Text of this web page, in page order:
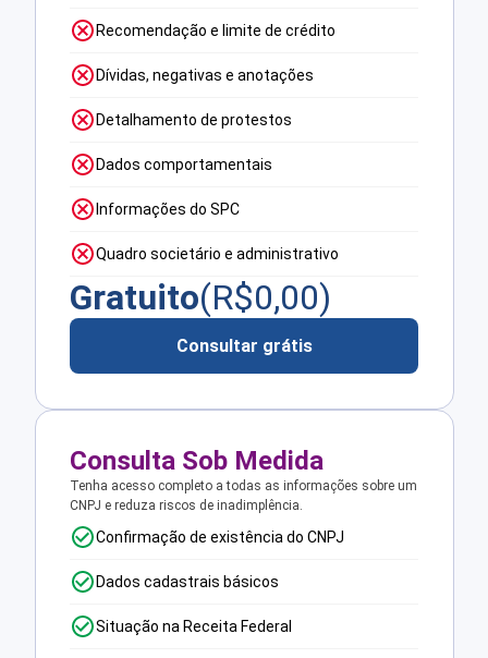
Recomendação e limite de crédito
Dívidas, negativas e anotações
Detalhamento de protestos
Dados comportamentais
Informações do SPC
Quadro societário e administrativo
Gratuito(R$0,00)
Consultar grátis
Consulta Sob Medida
Tenha acesso completo a todas as informações sobre um
CNPJ e reduza riscos de inadimplência.
Confirmação de existência do CNPJ
Dados cadastrais básicos
Situação na Receita Federal